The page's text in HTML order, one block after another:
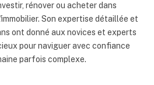
rénover ou acheter dans
Son expertise détaillée et
ont donné aux novices et experts
pour naviguer avec confiance
parfois complexe.